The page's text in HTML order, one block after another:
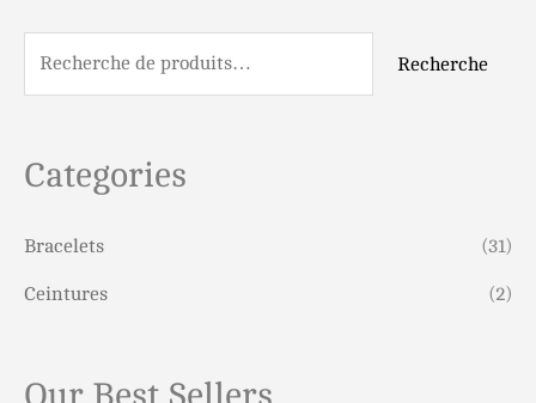
h
r
h
u
Recherche
Categories
Bracelets (31)
Ceintures (2)